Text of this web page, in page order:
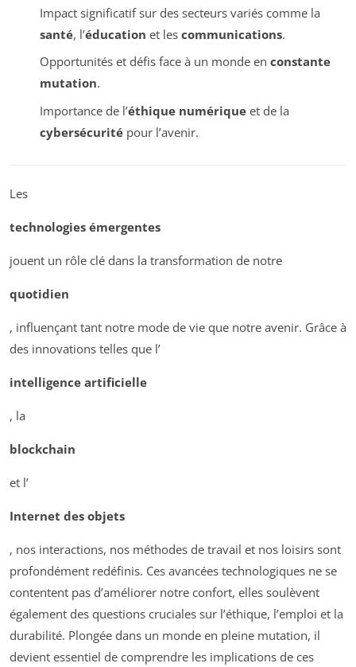
Impact significatif sur des secteurs variés comme la
santé, l’éducation et les communications.
Opportunités et défis face à un monde en constante
mutation.
Importance de l’éthique numériqueet de la
cybersécuritépour l’avenir.
Les
technologies émergentes
jouent un rôle clé dans la transformation de notre
quotidien
, influençant tant notre mode de vie que notre avenir. Grâce à
des innovations telles que l’
intelligence artificielle
, la
blockchain
et l’
Internet des objets
, nos interactions, nos méthodes de travail et nos loisirs sont
profondément redéfinis. Ces avancées technologiques ne se
contentent pas d’améliorer notre confort, elles soulèvent
également des questions cruciales sur l’éthique, l’emploi et la
durabilité. Plongée dans un monde en pleine mutation, il
devient essentiel de comprendre les implications de ces